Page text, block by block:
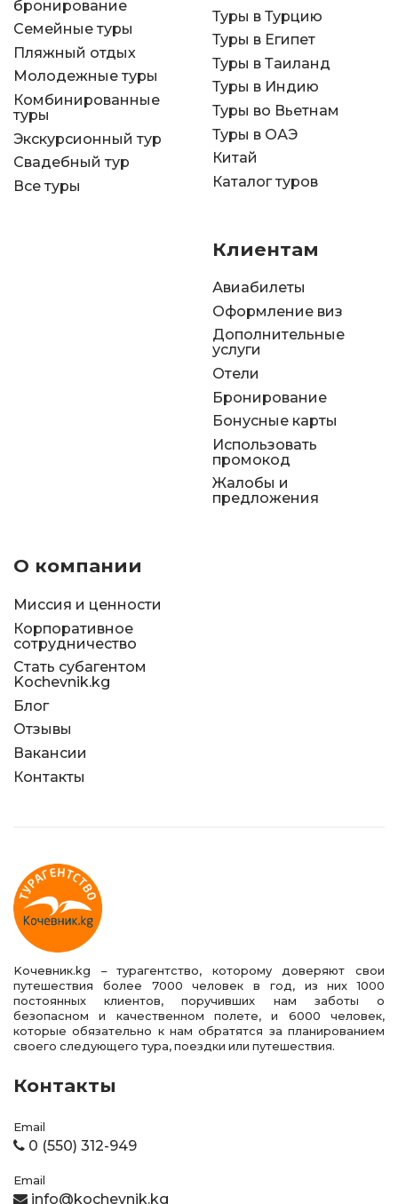
бронирование
Семейные туры
Пляжный отдых
Молодежные туры
Комбинированные
туры
Экскурсионный тур
Свадебный тур
Все туры
Туры в Турцию
Туры в Египет
Туры в Таиланд
Туры в Индию
Туры во Вьетнам
Туры в ОАЭ
Китай
Каталог туров
Клиентам
Авиабилеты
Оформление виз
Дополнительные
услуги
Отели
Бронирование
Бонусные карты
Использовать
промокод
Жалобы и
предложения
О компании
Миссия и ценности
Корпоративное
сотрудничество
Стать субагентом
Kochevnik.kg
Блог
Отзывы
Вакансии
Контакты
Kочевник.kg – турагентство, которому доверяют свои
путешествия более 7000 человек в год, из них 1000
постоянных клиентов, поручивших нам заботы о
безопасном и качественном полете, и 6000 человек,
которые обязательно к нам обратятся за планированием
своего следующего тура, поездки или путешествия.
Контакты
Email
0 (550) 312-949
Email
info@kochevnik.kg